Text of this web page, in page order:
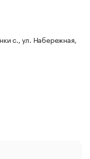
с., ул. Набережная,